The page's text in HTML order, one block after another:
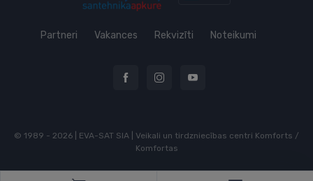
Partneri Vakances Rekvizīti Noteikumi
© 1989 - 2026 | EVA-SAT SIA | Veikali un tirdzniecības centri Komforts /
Komfortas